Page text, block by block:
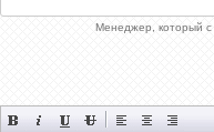
Менеджер, который